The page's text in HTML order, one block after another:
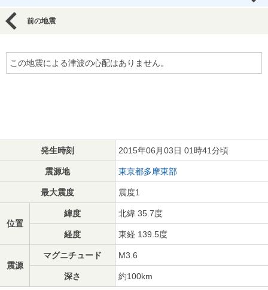
前の地震
この地震による津波の心配はありません。
発生時刻 2015年06月03日 01時41分頃
震源地 東京都多摩東部
最大震度 震度1
位置
緯度 北緯 35.7度
経度 東経 139.5度
震源
マグニチュード M3.6
深さ 約100km